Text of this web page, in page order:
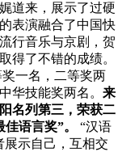
道来，展示了过硬
表演融合了中国快
行音乐与京剧，贺
得了不错的成绩。
一名，二等奖两
华技能奖两名。 来
名列第三，荣获二
语言奖”。
“汉语
展示自己，互相交